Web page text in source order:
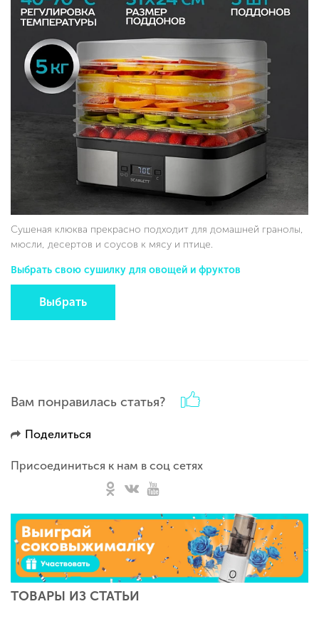
Сушеная клюква прекрасно подходит для домашней гранолы,
мюсли, десертов и соусов к мясу и птице.
Выбрать свою сушилку для овощей и фруктов
Выбрать
Вам понравилась статья?
Поделиться
Присоединиться к нам в соц сетях
ТОВАРЫ ИЗ СТАТЬИ